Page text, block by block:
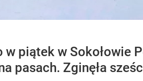
w piątek w Sokołowie
pasach. Zginęła